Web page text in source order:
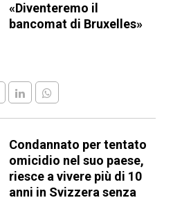
«Diventeremo il
bancomat di Bruxelles»
Condannato per tentato
omicidio nel suo paese,
riesce a vivere più di 10
anni in Svizzera senza